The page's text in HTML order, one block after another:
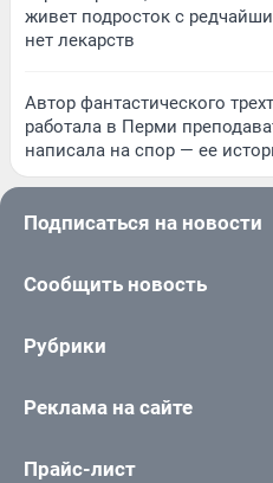
живет подросток с
нет лекарств
Автор фантастического
работала в Перми
написала на спор — ее
Подписаться на новости
Сообщить новость
Рубрики
Реклама на сайте
Прайс-лист